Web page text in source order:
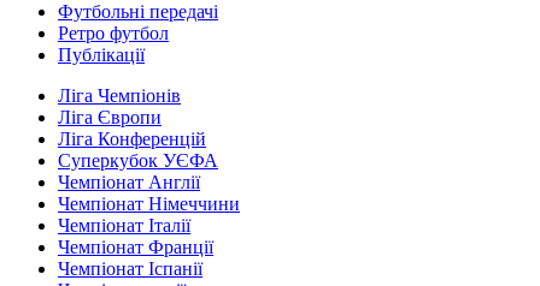
Футбольні передачі
Ретро футбол
Публікації
Ліга Чемпіонів
Ліга Європи
Ліга Конференцій
Суперкубок УЄФА
Чемпіонат Англії
Чемпіонат Німеччини
Чемпіонат Італії
Чемпіонат Франції
Чемпіонат Іспанії